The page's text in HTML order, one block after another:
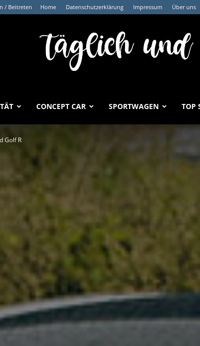
/ Beitreten Home Datenschutzerklärung Impressum Über uns
CONCEPT CAR SPORTWAGEN TOP
Golf R